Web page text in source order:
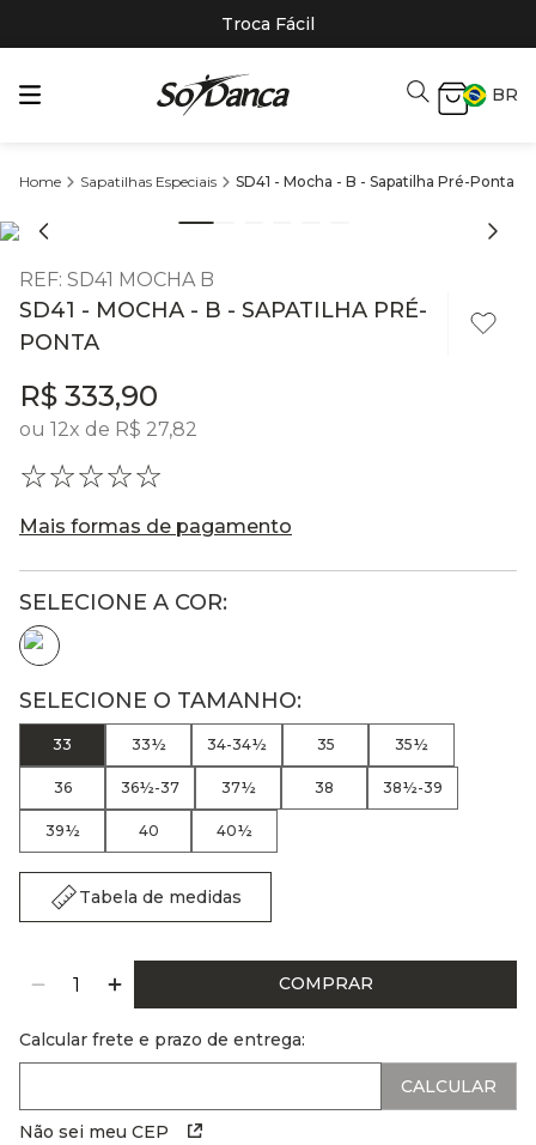
Troca Fácil
BR
Sapatilhas Especiais SD41 - Mocha - B - Sapatilha Pré-Ponta
REF: SD41 MOCHA B
SD41 - MOCHA - B - SAPATILHA PRÉ-
PONTA
R$ 333,90
ou 12x de R$ 27,82
☆☆☆☆☆
Mais formas de pagamento
33 33½ 34-34½ 35 35½
36 36½-37 37½ 38 38½-39
39½ 40 40½
Tabela de medidas
COMPRAR
Calcular frete e prazo de entrega:
Não sei meu CEP